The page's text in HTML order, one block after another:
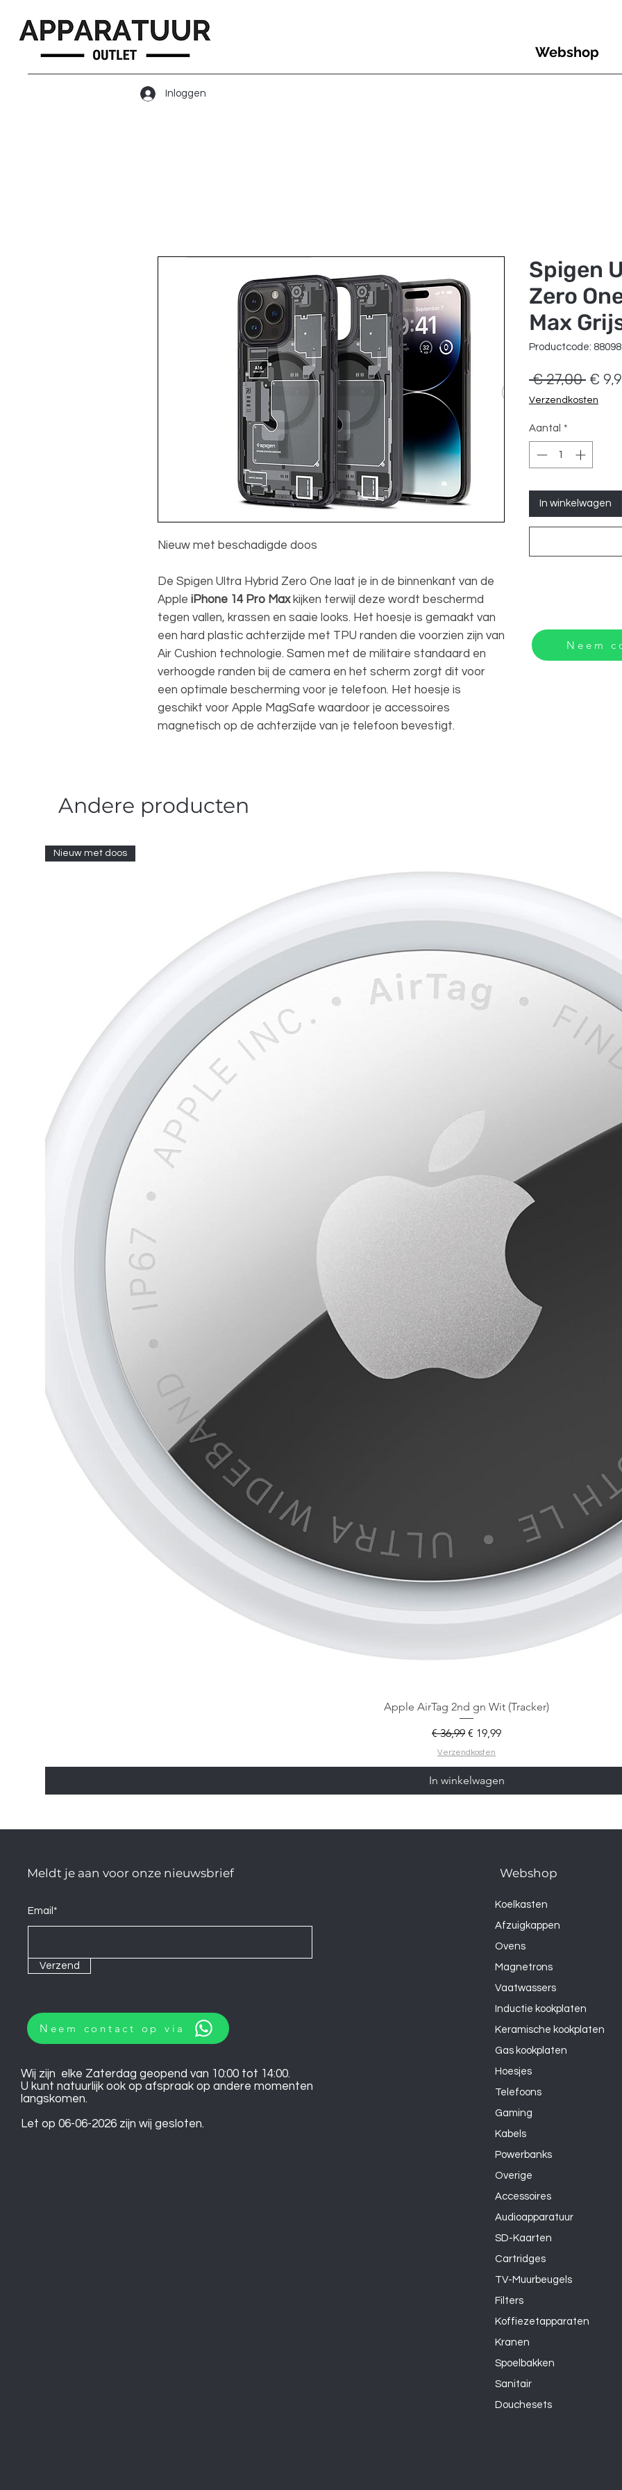
Inloggen
Webshop
Nieuw met beschadigde doos
De Spigen Ultra Hybrid Zero One laat je in de binnenkant van de
Apple iPhone 14 Pro Maxkijken terwijl deze wordt beschermd
tegen vallen, krassen en saaie looks. Het hoesje is gemaakt van
een hard plastic achterzijde met TPU randen die voorzien zijn van
Air Cushion technologie. Samen met de militaire standaard en
verhoogde randen bij de camera en het scherm zorgt dit voor
een optimale bescherming voor je telefoon. Het hoesje is
geschikt voor Apple MagSafe waardoor je accessoires
magnetisch op de achterzijde van je telefoon bevestigt.
Spigen
Zero
Max
Productcode:
€ 27,00
prijs
€
Verzendkosten
Aantal *
In winkelwagen
Neem
Andere producten
Nieuw met doos
Apple AirTag 2nd gn Wit (Tracker)
Normale prijs
€ 36,99 Verkoopprijs
€ 19,99
Verzendkosten
In winkelwagen
Meldt je aan voor onze nieuwsbrief
Email*
Verzend
Neem contact op via
Wij zijn elke Zaterdag geopend van 10:00 tot 14:00.
U kunt natuurlijk ook op afspraak op andere momenten
langskomen.
Let op 06-06-2026 zijn wij gesloten.
Webshop
Koelkasten
Afzuigkappen
Ovens
Magnetrons
Vaatwassers
Inductie kookplaten
Keramische kookplaten
Gas kookplaten
Hoesjes
Telefoons
Gaming
Kabels
Powerbanks
Overige
Accessoires
Audioapparatuur
SD-Kaarten
Cartridges
TV-Muurbeugels
Filters
Koffiezetapparaten
Kranen
Spoelbakken
Sanitair
Douchesets